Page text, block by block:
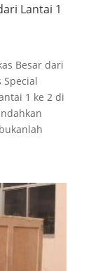
Lantai 1
Besar dari
Special
1 ke 2 di